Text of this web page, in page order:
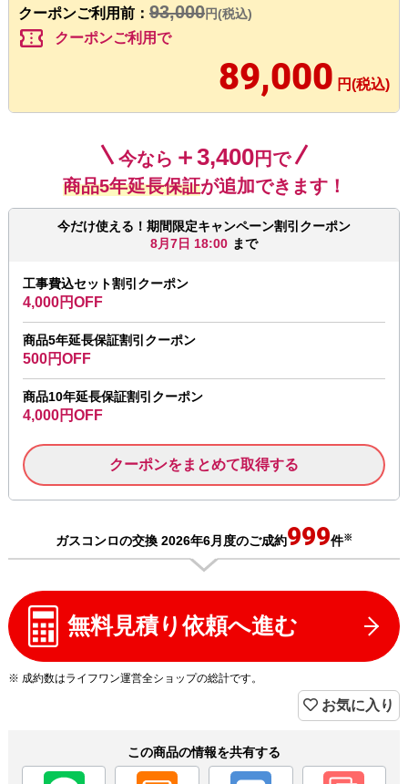
クーポンご利用前： 93,000円(税込)
confirmation_number クーポンご利用で
89,000 円(税込)
今なら ＋3,400円で
商品5年延長保証が追加できます！
今だけ使える！期間限定キャンペーン割引クーポン
8月7日 18:00 まで
工事費込セット割引クーポン
4,000円OFF
商品5年延長保証割引クーポン
500円OFF
商品10年延長保証割引クーポン
4,000円OFF
クーポンをまとめて取得する
ガスコンロの交換 2026年6月度のご成約999件※
無料見積り依頼へ進む
※ 成約数はライフワン運営全ショップの総計です。
お気に入り
この商品の情報を共有する